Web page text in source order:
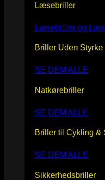
Læsebriller
Læsebriller og
Briller Uden Styrke
SE DEM ALLE
Natkørebriller
SE DEM ALLE
Briller til Cykling &
SE DEM ALLE
Sikkerhedsbriller